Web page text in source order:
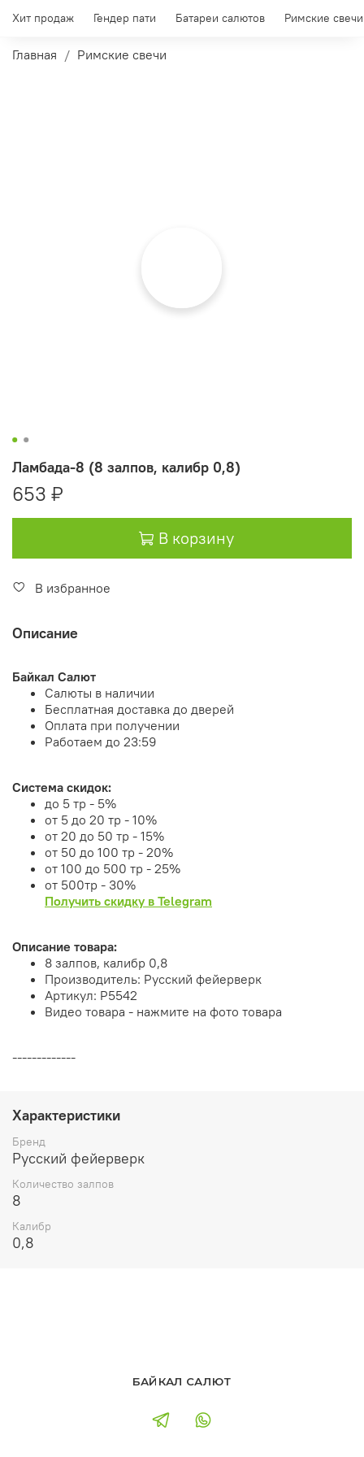
Хит продаж Гендер пати Батареи салютов Римские свечи
Главная Римские свечи
Ламбада-8 (8 залпов, калибр 0,8)
653 ₽
В корзину
В избранное
Описание
Байкал Салют
Салюты в наличии
Бесплатная доставка до дверей
Оплата при получении
Работаем до 23:59
Система скидок:
до 5 тр - 5%
от 5 до 20 тр - 10%
от 20 до 50 тр - 15%
от 50 до 100 тр - 20%
от 100 до 500 тр - 25%
от 500тр - 30%
Получить скидку в Telegram
Описание товара:
8 залпов, калибр 0,8
Производитель: Русский фейерверк
Артикул: Р5542
Видео товара - нажмите на фото товара
-------------
Характеристики
Бренд
Русский фейерверк
Количество залпов
8
Калибр
0,8
БАЙКАЛ САЛЮТ